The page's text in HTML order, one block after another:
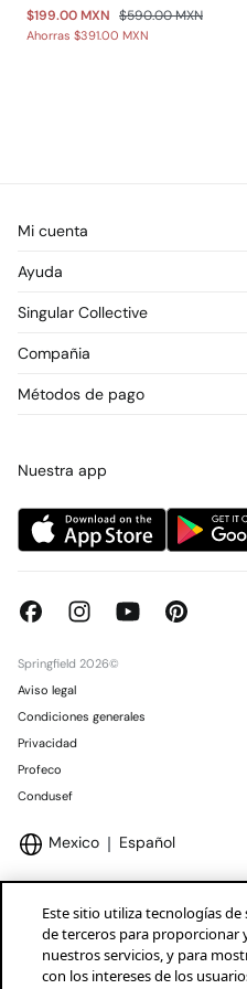
$199.00 MXN $590.00 MXN
Ahorras $391.00 MXN
Mi cuenta
Registrarme
Direcciones de envío
Ayuda
Preguntas frecuentes
Envío
Promociones vigentes
Singular Collective
¡Únete!
Compañia
Tiendas
Métodos de pago
Nuestra app
Springfield 2026©
Aviso legal
Condiciones generales
Privacidad
Profeco
Condusef
Mexico Español
Marcas Tendam
Este sitio utiliza tecnologías
de terceros para
nuestros servicios, y para
con los intereses de los